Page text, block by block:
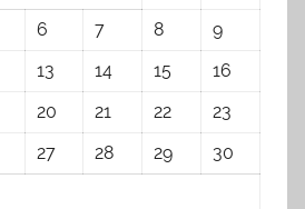
6 7 8
9
13 14 15
16
20 21 22
23
27 28 29
30